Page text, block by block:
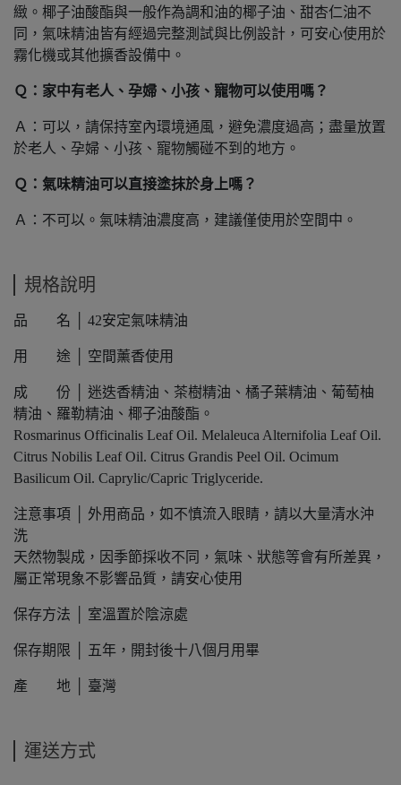
緻。椰子油酸酯與一般作為調和油的椰子油、甜杏仁油不
同，氣味精油皆有經過完整測試與比例設計，可安心使用於
霧化機或其他擴香設備中。
Ｑ：家中有老人、孕婦、小孩、寵物可以使用嗎？
Ａ：可以，請保持室內環境通風，避免濃度過高；盡量放置
於老人、孕婦、小孩、寵物觸碰不到的地方。
Ｑ：氣味精油可以直接塗抹於身上嗎？
Ａ：不可以。氣味精油濃度高，建議僅使用於空間中。
規格說明
品 名 │ 42安定氣味精油
用 途 │ 空間薰香使用
成 份 │ 迷迭香精油、茶樹精油、橘子葉精油、葡萄柚
精油、羅勒精油、椰子油酸酯。
Rosmarinus Officinalis Leaf Oil. Melaleuca Alternifolia Leaf Oil.
Citrus Nobilis Leaf Oil. Citrus Grandis Peel Oil. Ocimum
Basilicum Oil. Caprylic/Capric Triglyceride.
注意事項 │ 外用商品，如不慎流入眼睛，請以大量清水沖
洗
天然物製成，因季節採收不同，氣味、狀態等會有所差異，
屬正常現象不影響品質，請安心使用
保存方法 │ 室溫置於陰涼處
保存期限 │ 五年，開封後十八個月用畢
產 地 │ 臺灣
運送方式